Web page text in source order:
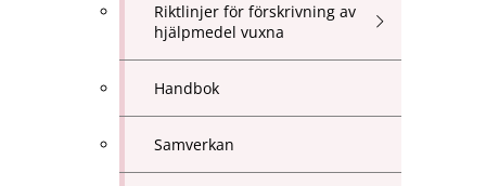
Riktlinjer för förskrivning av
hjälpmedel vuxna
Handbok
Samverkan